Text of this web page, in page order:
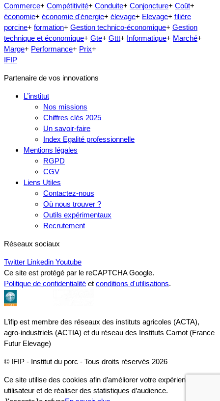
Commerce+ Compétitivité+ Conduite+ Conjoncture+ Coût+
économie+ économie d'énergie+ élevage+ Elevage+ filière
porcine+ formation+ Gestion technico-économique+ Gestion
technique et économique+ Gte+ Gttt+ Informatique+ Marché+
Marge+ Performance+ Prix+
IFIP
Partenaire de vos innovations
L’institut
Nos missions
Chiffres clés 2025
Un savoir-faire
Index Egalité professionnelle
Mentions légales
RGPD
CGV
Liens Utiles
Contactez-nous
Où nous trouver ?
Outils expérimentaux
Recrutement
Réseaux sociaux
Twitter Linkedin Youtube
Ce site est protégé par le reCAPTCHA Google.
Politique de confidentialité et conditions d'utilisations.
L’ifip est membre des réseaux des instituts agricoles (ACTA),
agro-industriels (ACTIA) et du réseau des Instituts Carnot (France
Futur Elevage)
© IFIP - Institut du porc - Tous droits réservés 2026
Ce site utilise des cookies afin d’améliorer votre expérience
utilisateur et de réaliser des statistiques d’audience.